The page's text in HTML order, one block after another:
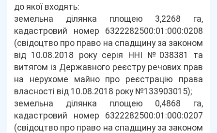
до якої входять:
земельна ділянка площею 3,2268 га,
кадастровий номер 6322282500:01:000:0208
(свідоцтво про право на спадщину за законом
від 10.08.2018 року серія ННІ №038381 та
витягом із Державного реєстру речових прав
на нерухоме майно про реєстрацію права
власності від 10.08.2018 року №133903015);
земельна ділянка площею 0,4868 га,
кадастровий номер 6322282500:01:000:0207
(свідоцтво про право на спадщину за законом